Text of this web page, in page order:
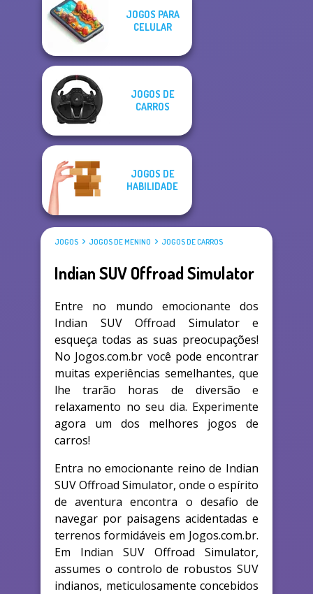
JOGOS PARA
CELULAR
JOGOS DE
CARROS
JOGOS DE
HABILIDADE
JOGOS JOGOS DE MENINO JOGOS DE CARROS
Indian SUV Offroad Simulator
Entre no mundo emocionante dos
Indian SUV Offroad Simulator e
esqueça todas as suas preocupações!
No Jogos.com.br você pode encontrar
muitas experiências semelhantes, que
lhe trarão horas de diversão e
relaxamento no seu dia. Experimente
agora um dos melhores jogos de
carros!
Entra no emocionante reino de Indian
SUV Offroad Simulator, onde o espírito
de aventura encontra o desafio de
navegar por paisagens acidentadas e
terrenos formidáveis em Jogos.com.br.
Em Indian SUV Offroad Simulator,
assumes o controlo de robustos SUV
indianos, meticulosamente concebidos